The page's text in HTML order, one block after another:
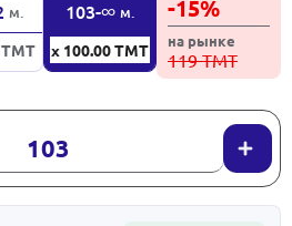
м.
ТМТ
103-∞ м.
x 100.00ТМТ
-15%
на рынке
119 ТМТ